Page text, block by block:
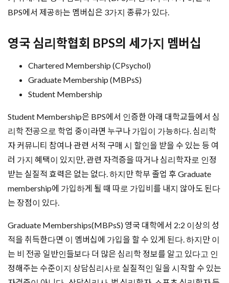
BPS에서 제공하는 멤버십은 3가지 종류가 있다.
영국 심리학협회 BPS의 세가지 멤버십
Chartered Membership (CPsychol)
Graduate Membership (MBPsS)
Student Membership
Student Membership은 BPS에서 인증한 아래 대학교들에서 심
리학 전공으로 학업 중이라면 누구나 가입이 가능하다. 심리학
자 커뮤니티 참여나 관련 서적 구매 시 할인을 받을 수 있는 등 여
러 가지 혜택이 있지만, 관련 자격증을 따거나 심리학자로 인정
받는 실질적 효력은 없는 없다. 하지만 학부 졸업 후 Graduate
membership에 가입하게 될 때 따로 가입비를 내지 않아도 된다
는 장점이 있다.
Graduate Memberships(MBPsS) 영국 대학에서 2:2 이상의 성
적을 취득한다면 이 멤버십에 가입을 할 수 있게 된다. 하지만 이
는 비 전공 일반인들보다 더 많은 심리학 정보를 알고 있다고 인
정해주는 수준이지 상담심리사로 실질적인 일을 시작할 수 있는